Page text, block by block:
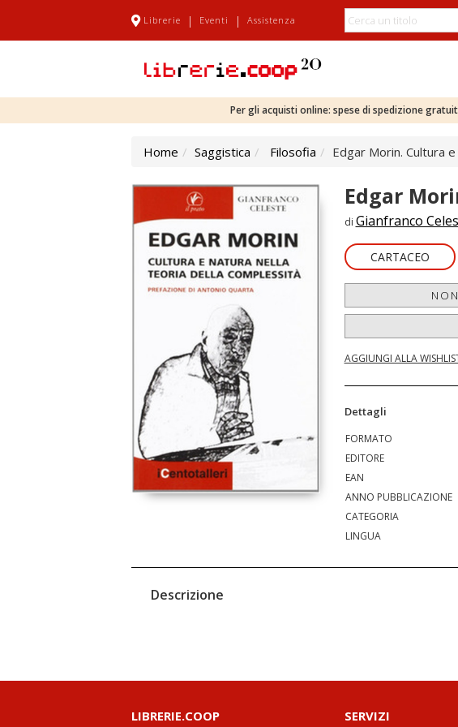
Librerie | Eventi | Assistenza
Per gli acquisti online: spese di spedizione
Home Saggistica Filosofia Edgar Morin. Cultura
Edgar
di Gianfranco
CARTACEO
AGGIUNGI ALLA
Dettagli
FORMATO
EDITORE
EAN
ANNO PUBBLICAZIONE
CATEGORIA
LINGUA
Descrizione
LIBRERIE.COOP SERVIZI